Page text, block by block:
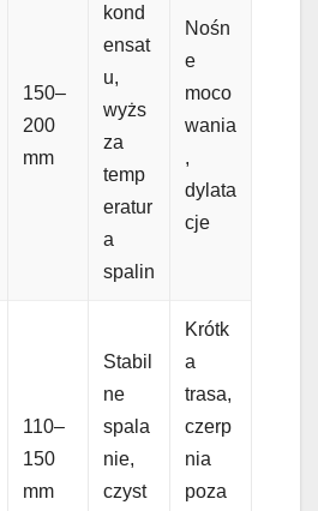
150–
200
mm
kond
ensat
u,
wyżs
za
temp
eratur
a
spalin
Nośn
e
moco
wania
,
dylata
cje
110–
150
mm
Stabil
ne
spala
nie,
czyst
Krótk
a
trasa,
czerp
nia
poza